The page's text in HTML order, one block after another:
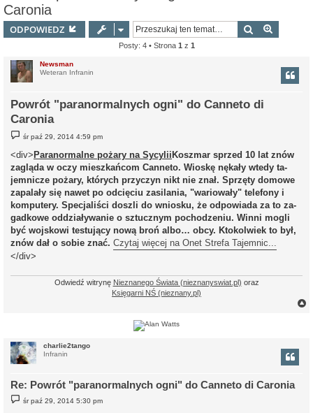
Caronia
ODPOWIEDZ Szukaj
Posty: 4 • Strona 1 z 1
Newsman
Weteran Infranin
Powrót "paranormalnych ogni" do Canneto di
Caronia
P
o
s
t
śr paź 29, 2014 4:59 pm
<div> Paranormalne pożary na Sycylii Kosz­mar sprzed 10 lat znów
za­glą­da w oczy miesz­kań­com Can­ne­to. Wio­skę nę­ka­ły wtedy ta­
jem­ni­cze po­ża­ry, któ­rych przy­czyn nikt nie znał. Sprzę­ty do­mo­we
za­pa­la­ły się nawet po od­cię­ciu za­si­la­nia, "wa­rio­wa­ły" te­le­fo­ny i
kom­pu­te­ry. Spe­cja­li­ści do­szli do wnio­sku, że od­po­wia­da za to za­
gad­ko­we od­dzia­ły­wa­nie o sztucz­nym po­cho­dze­niu. Winni mogli
być woj­sko­wi te­stu­ją­cy nową broń albo… obcy. Kto­kol­wiek to był,
znów dał o sobie znać. Czytaj więcej na Onet Strefa Tajemnic...
</div>
Odwiedź witrynę Nieznanego Świata (nieznanyswiat.pl) oraz
Księgarni NŚ (nieznany.pl)
charlie2tango
Infranin
Re: Powrót "paranormalnych ogni" do Canneto di Caronia
P
o
śr paź 29, 2014 5:30 pm